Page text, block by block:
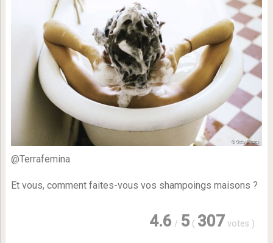
@Terrafemina
Et vous, comment faites-vous vos shampoings maisons ?
4.6 / 5 ( 307 votes )